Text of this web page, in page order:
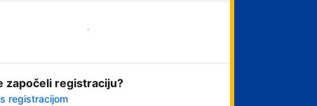
Započni odmah
započeli registraciju?
registracijom